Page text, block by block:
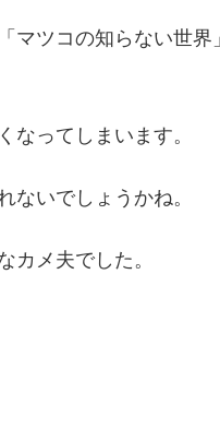
マツコの知らない世界
なってしまいます。
ないでしょうかね。
カメ夫でした。